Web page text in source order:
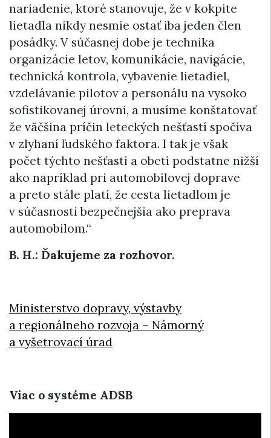
nariadenie, ktoré stanovuje, že v kokpite
lietadla nikdy nesmie ostať iba jeden člen
posádky. V súčasnej dobe je technika
organizácie letov, komunikácie, navigácie,
technická kontrola, vybavenie lietadiel,
vzdelávanie pilotov a personálu na vysoko
sofistikovanej úrovni, a musíme konštatovať
že väčšina príčin leteckých nešťastí spočíva
v zlyhaní ľudského faktora. I tak je však
počet týchto nešťastí a obetí podstatne nižší
ako napríklad pri automobilovej doprave
a preto stále platí, že cesta lietadlom je
v súčasnosti bezpečnejšia ako preprava
automobilom.“
B. H.: Ďakujeme za rozhovor.
Ministerstvo dopravy, výstavby
a regionálneho rozvoja – Námorný
a vyšetrovací úrad
Viac o systéme ADSB